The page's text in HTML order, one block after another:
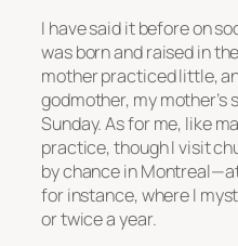
I have said it before on
was born and raised in
mother practiced little,
godmother, my
Sunday. As for me, like
practice, though I visit
by chance in
for instance, where I
or twice a year.